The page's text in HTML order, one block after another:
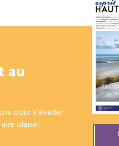
au
pour s'évader
plaisir.